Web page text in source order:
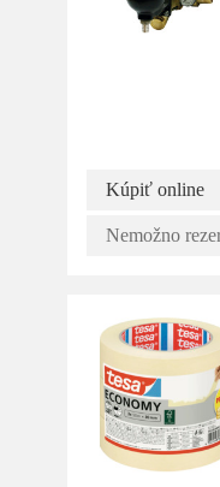
Kúpiť online
Nemožno